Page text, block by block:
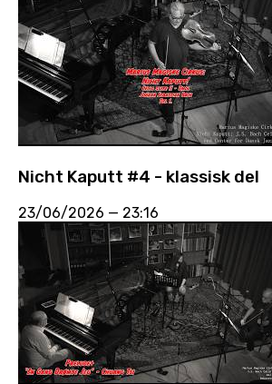
Nicht Kaputt #4 - klassisk del
23/06/2026 — 23:16